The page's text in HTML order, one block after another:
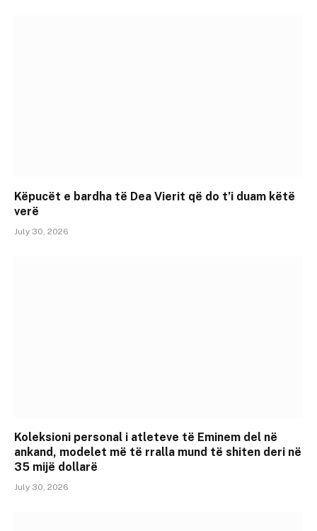
Këpucët e bardha të Dea Vierit që do t’i duam këtë
verë
July 30, 2026
Koleksioni personal i atleteve të Eminem del në
ankand, modelet më të rralla mund të shiten deri në
35 mijë dollarë
July 30, 2026